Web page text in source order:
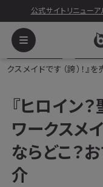
公式サイトリニュー
ブックサプライ
クスメイドです（誇）！
『ヒロイン
ワークスメイ
ならどこ？
介